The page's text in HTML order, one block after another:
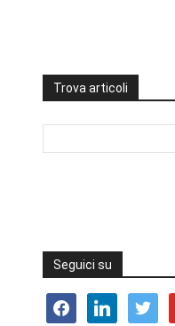
Trova articoli
Seguici su
facebooklinkedin twitter